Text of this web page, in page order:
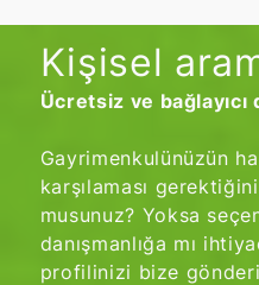
Kişisel
Ücretsiz ve bağlayıcı
Gayrimenkulünüzün
karşılaması
musunuz? Yoksa
danışmanlığa mı
profilinizi bize